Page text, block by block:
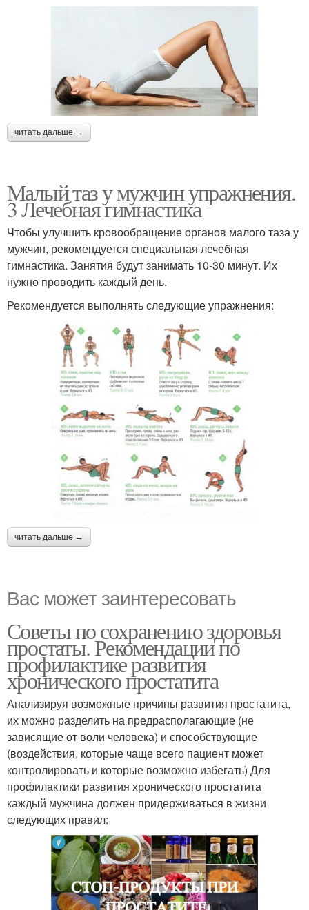
читать дальше →
Малый таз у мужчин упражнения.
3 Лечебная гимнастика
Чтобы улучшить кровообращение органов малого таза у
мужчин, рекомендуется специальная лечебная
гимнастика. Занятия будут занимать 10-30 минут. Их
нужно проводить каждый день.
Рекомендуется выполнять следующие упражнения:
читать дальше →
Вас может заинтересовать
Советы по сохранению здоровья
простаты. Рекомендации по
профилактике развития
хронического простатита
Анализируя возможные причины развития простатита,
их можно разделить на предрасполагающие (не
зависящие от воли человека) и способствующие
(воздействия, которые чаще всего пациент может
контролировать и которые возможно избегать) Для
профилактики развития хронического простатита
каждый мужчина должен придерживаться в жизни
следующих правил: